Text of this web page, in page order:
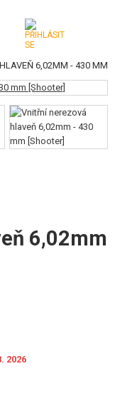
6,02MM - 430 MM
6,02mm
2026